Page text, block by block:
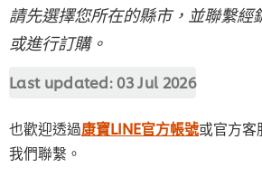
請先選擇您所在的縣市，並聯繫
或進行訂購。
Last updated:03 Jul 2026
也歡迎透過康寶LINE官方帳號或官方
我們聯繫。